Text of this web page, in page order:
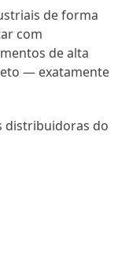
de forma
com
de alta
— exatamente
distribuidoras do